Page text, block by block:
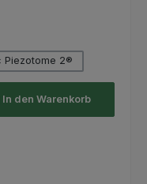
Piezotome 2®
In den Warenkorb